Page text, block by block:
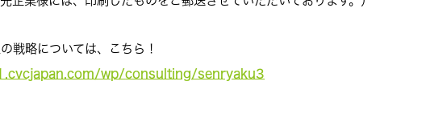
略については、こちら！
wp/consulting/senryaku3